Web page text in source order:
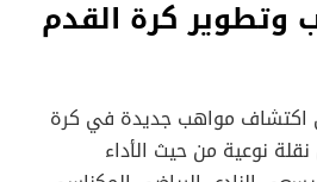
وتطوير كرة القدم
اكتشاف مواهب جديدة في كرة
نوعية من حيث الأداء